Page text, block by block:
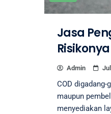
Jasa
Risikonya
Admin
COD
maupun
menyediakan